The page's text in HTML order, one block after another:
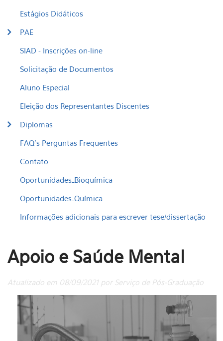
Estágios Didáticos
PAE
SIAD - Inscrições on-line
Solicitação de Documentos
Aluno Especial
Eleição dos Representantes Discentes
Diplomas
FAQ's Perguntas Frequentes
Contato
Oportunidades_Bioquímica
Oportunidades_Química
Informações adicionais para escrever tese/dissertação
Apoio e Saúde Mental
Atualizado em 08/09/2021 por Serviço de Pós-Graduação